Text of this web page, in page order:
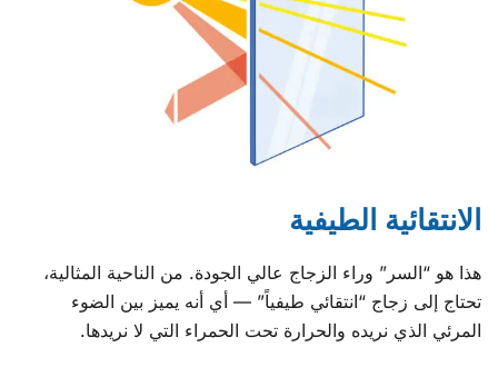
الانتقائية الطيفية
هذا هو “السر” وراء الزجاج عالي الجودة. من الناحية المثالية،
تحتاج إلى زجاج “انتقائي طيفياً” — أي أنه يميز بين الضوء
المرئي الذي نريده والحرارة تحت الحمراء التي لا نريدها.